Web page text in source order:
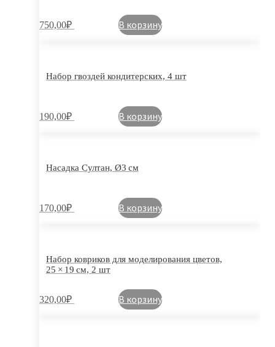
750,00₽ В корзину
Набор гвоздей кондитерских, 4 шт
190,00₽ В корзину
Насадка Султан, Ø3 см
170,00₽ В корзину
Набор ковриков для моделирования цветов,
25 × 19 см, 2 шт
320,00₽ В корзину